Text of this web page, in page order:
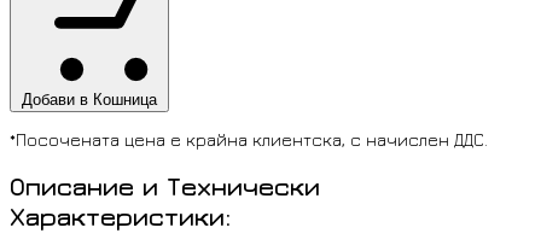
Добави в Кошница
*Посочената цена е крайна клиентска, с начислен ДДС.
Описание и Технически
Характеристики: